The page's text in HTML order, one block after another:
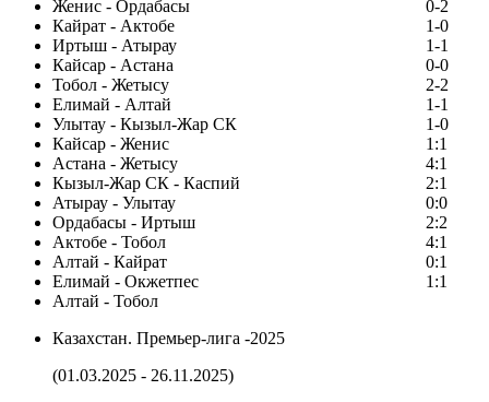
Женис - Ордабасы
0-2
Кайрат - Актобе
1-0
Иртыш - Атырау
1-1
Кайсар - Астана
0-0
Тобол - Жетысу
2-2
Елимай - Алтай
1-1
Улытау - Кызыл-Жар СК
1-0
Кайсар - Женис
1:1
Астана - Жетысу
4:1
Кызыл-Жар СК - Каспий
2:1
Атырау - Улытау
0:0
Ордабасы - Иртыш
2:2
Актобе - Тобол
4:1
Алтай - Кайрат
0:1
Елимай - Окжетпес
1:1
Алтай - Тобол
Казахстан. Премьер-лига -2025
(01.03.2025 - 26.11.2025)